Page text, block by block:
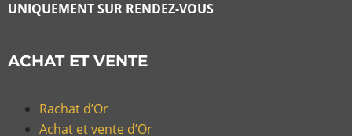
UNIQUEMENT SUR RENDEZ-VOUS
ACHAT ET VENTE
Rachat d’Or
Achat et vente d’Or